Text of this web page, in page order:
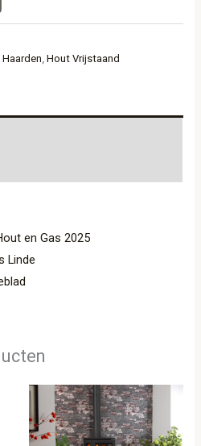
,Hout Vrijstaand
en Gas 2025
Linde